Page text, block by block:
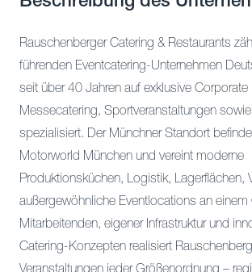
Rauschenberger Catering & Restaurants
führenden Eventcatering-Unternehmen
seit über 40 Jahren auf exklusive Corporate
Messecatering, Sportveranstaltungen
spezialisiert. Der Münchner Standort
Motorworld München und vereint moderne
Produktionsküchen, Logistik, Lagerflächen,
außergewöhnliche Eventlocations an
Mitarbeitenden, eigener Infrastruktur und
Catering-Konzepten realisiert